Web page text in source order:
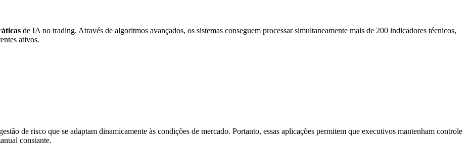
de IA no trading. Através de algoritmos avançados, os sistemas conseguem processar simultaneamente mais de 200 indicadores técnicos,
ativos.
de risco que se adaptam dinamicamente às condições de mercado. Portanto, essas aplicações permitem que executivos mantenham controle
constante.